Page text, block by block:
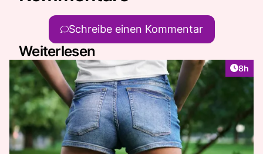
Schreibe einen Kommentar
Weiterlesen
8h